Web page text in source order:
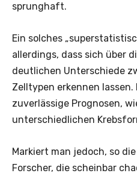
sprunghaft.
Ein solches
allerdings, dass sich über
deutlichen Unterschiede
Zelltypen erkennen lassen.
zuverlässige Prognosen,
unterschiedlichen
Markiert man jedoch, so
Forscher, die scheinbar